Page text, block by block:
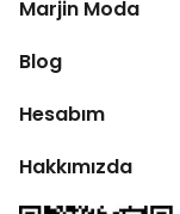
Marjin Moda
Blog
Hesabım
Hakkımızda